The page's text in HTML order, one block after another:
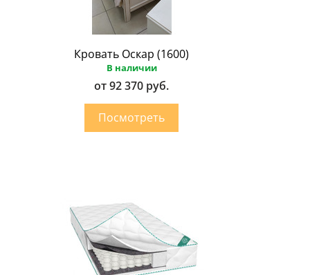
Кровать Оскар (1600)
В наличии
от 92 370 руб.